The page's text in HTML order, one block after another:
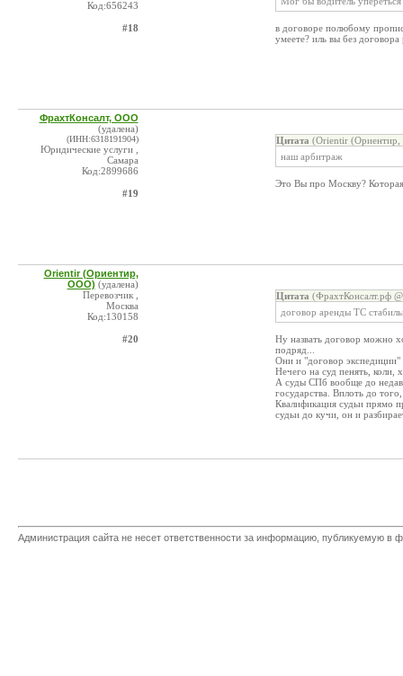
Код:656243
#18
в договоре полюбому
умеете? иль вы без договора
ФрахтКонсалт, ООО
(удалена)
(ИНН:6318191904)
Юридические услуги ,
Самара
Код:2899686
#19
Цитата (Orientir
наш арбитраж
Это Вы про Москву? Которая
Orientir (Ориентир,
ООО) (удалена)
Перевозчик ,
Москва
Код:130158
#20
Цитата (ФрахтКонсалт.рф
договор аренды ТС
Ну назвать договор можно
подряд...
Они и "договор экспедиции"
Нечего на суд пенять, коли,
А суды СПб вообще до
государства. Вплоть до
Квалификация судьи прямо
судьи до кучи, он и
Администрация сайта не несет ответственности за информацию, публикуемую